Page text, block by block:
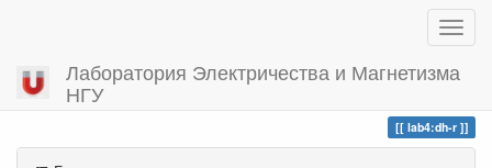
Лаборатория Электричества и Магнетизма
НГУ
Вы посетили
lab4:dh-r